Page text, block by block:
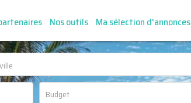
Nos outils Ma sélection d'annonces